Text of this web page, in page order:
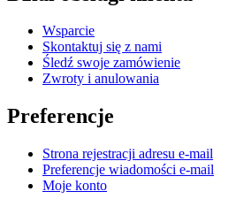
Wsparcie
Skontaktuj się z nami
Śledź swoje zamówienie
Zwroty i anulowania
Preferencje
Strona rejestracji adresu e-mail
Preferencje wiadomości e-mail
Moje konto